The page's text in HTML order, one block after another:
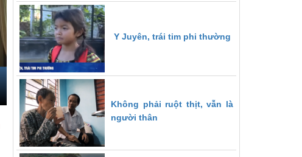
Y Juyên, trái tim phi thường
Không phải ruột thịt, vẫn là
người thân